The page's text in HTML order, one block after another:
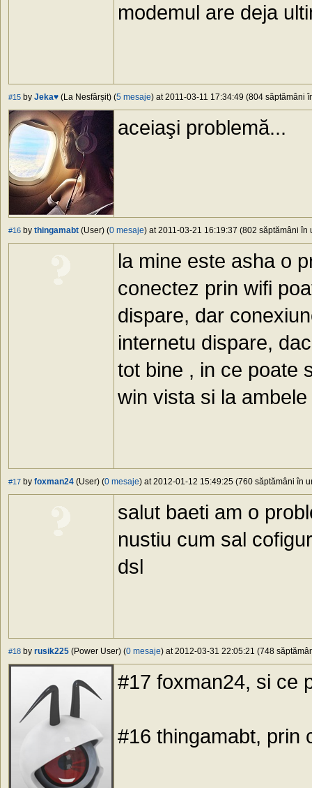
modemul are deja
#15 by Jeka♥ (La Nesfârșit) (5 mesaje) at 2011-03-11 17:34:49 (804 săptămâni
aceiaşi problemă...
#16 by thingamabt (User) (0 mesaje) at 2011-03-21 16:19:37 (802 săptămâni în
la mine este asha o
conectez prin wifi
dispare, dar
internetu dispare,
tot bine , in ce poate
win vista si la
#17 by foxman24 (User) (0 mesaje) at 2012-01-12 15:49:25 (760 săptămâni în
salut baeti am o
nustiu cum sal
dsl
#18 by rusik225 (Power User) (0 mesaje) at 2012-03-31 22:05:21 (748
#17 foxman24, si ce
#16 thingamabt, prin